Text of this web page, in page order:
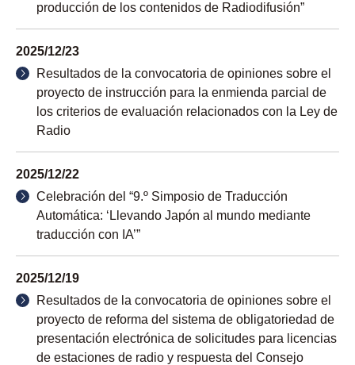
producción de los contenidos de Radiodifusión”
2025/12/23
Resultados de la convocatoria de opiniones sobre el
proyecto de instrucción para la enmienda parcial de
los criterios de evaluación relacionados con la Ley de
Radio
2025/12/22
Celebración del “9.º Simposio de Traducción
Automática: ‘Llevando Japón al mundo mediante
traducción con IA’”
2025/12/19
Resultados de la convocatoria de opiniones sobre el
proyecto de reforma del sistema de obligatoriedad de
presentación electrónica de solicitudes para licencias
de estaciones de radio y respuesta del Consejo